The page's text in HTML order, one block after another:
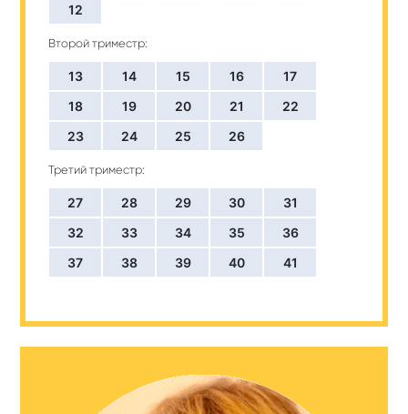
12
Второй триместр:
13 14 15 16
17
18
19 20 21
22
23
24 25 26
Третий триместр:
27 28 29 30
31
32
33 34 35
36
37
38 39 40 41